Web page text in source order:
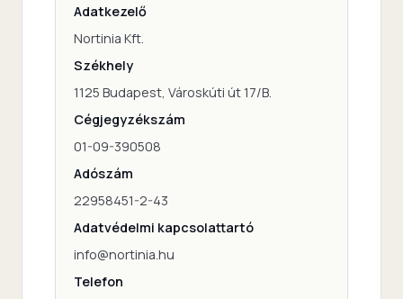
Adatkezelő
Nortinia Kft.
Székhely
1125 Budapest, Városkúti út 17/B.
Cégjegyzékszám
01-09-390508
Adószám
22958451-2-43
Adatvédelmi kapcsolattartó
info@nortinia.hu
Telefon